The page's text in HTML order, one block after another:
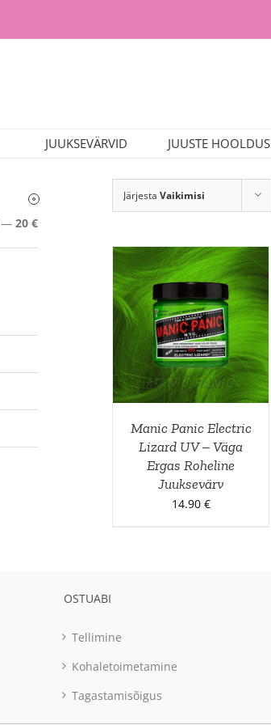
JUUKSEVÄRVID JUUSTE HOOLDUS
Järjesta Vaikimisi
LISA KORVI /
LISAINFO
Manic Panic Electric
Lizard UV – Väga
Ergas Roheline
Juuksevärv
14.90 €
Minimaalne
Maksimaalne
— 20 €
OSTUABI
Tellimine
Kohaletoimetamine
Tagastamisõigus